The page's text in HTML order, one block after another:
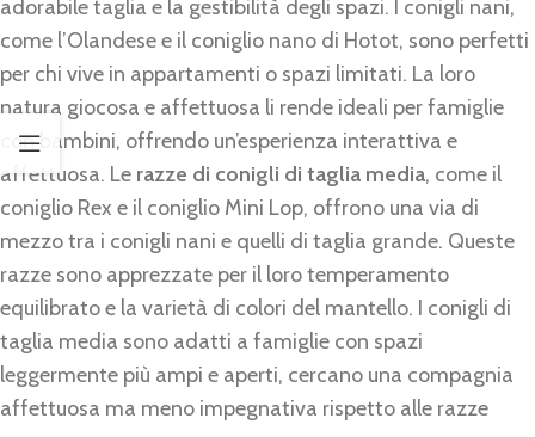
adorabile taglia e la gestibilità degli spazi. I conigli nani,
come l’Olandese e il coniglio nano di Hotot, sono perfetti
per chi vive in appartamenti o spazi limitati. La loro
natura giocosa e affettuosa li rende ideali per famiglie
con bambini, offrendo un’esperienza interattiva e
affettuosa. Le razze di conigli di taglia media, come il
coniglio Rex e il coniglio Mini Lop, offrono una via di
mezzo tra i conigli nani e quelli di taglia grande. Queste
razze sono apprezzate per il loro temperamento
equilibrato e la varietà di colori del mantello. I conigli di
taglia media sono adatti a famiglie con spazi
leggermente più ampi e aperti, cercano una compagnia
affettuosa ma meno impegnativa rispetto alle razze